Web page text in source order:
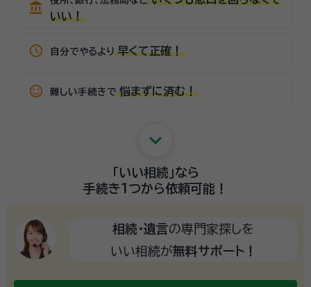
account_balance
いい！
schedule 自分でやるより 早くて正確！
sentiment_satisfied_alt 難しい手続きで 悩まずに済む！
keyboard_arrow_down
「いい相続」なら
手続き1つから依頼可能！
相続・遺言の専門家探しを
いい相続が無料サポート！